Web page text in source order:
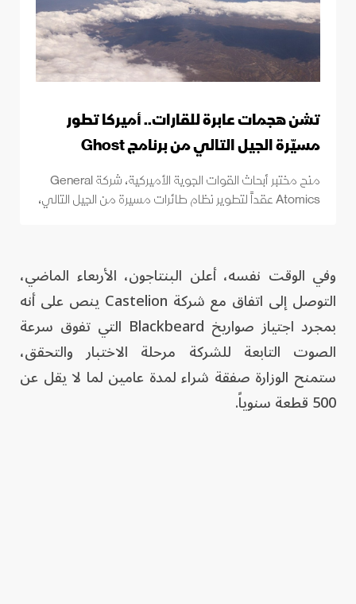
تشن هجمات عابرة للقارات.. أميركا تطور
مسيّرة الجيل التالي من برنامج Ghost
منح مختبر أبحاث القوات الجوية الأميركية، شركة General
Atomics عقداً لتطوير نظام طائرات مسيرة من الجيل التالي،
وفي الوقت نفسه، أعلن البنتاجون، الأربعاء الماضي،
التوصل إلى اتفاق مع شركة Castelion ينص على أنه
بمجرد اجتياز صواريخ Blackbeard التي تفوق سرعة
الصوت التابعة للشركة مرحلة الاختبار والتحقق،
ستمنح الوزارة صفقة شراء لمدة عامين لما لا يقل عن
500 قطعة سنوياً.